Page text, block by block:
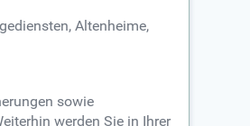
Altenheime,
sowie
werden Sie in Ihrer